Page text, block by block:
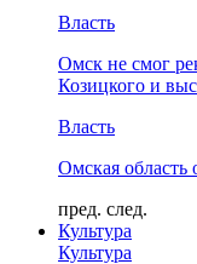
Власть
Омск не смог
Козицкого и
Власть
Омская область
пред. след.
Культура
Культура